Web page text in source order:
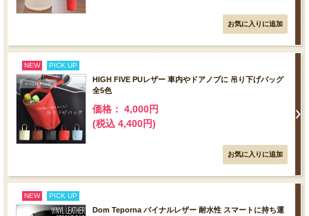
NEW PICK UP
HIGH FIVE PUレザー 車内やドアノブに 吊り下げバッグ
全5色
価格： 4,000円
(税込 4,400円)
NEW PICK UP
Dom Teporna バイナルレザー 耐水性 スマートに持ち運